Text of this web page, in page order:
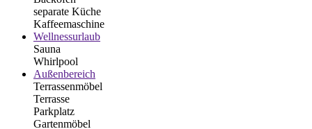
separate Küche
Kaffeemaschine
Wellnessurlaub
Sauna
Whirlpool
Außenbereich
Terrassenmöbel
Terrasse
Parkplatz
Gartenmöbel